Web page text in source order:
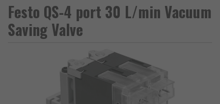
Festo QS-4 port 30 L/min Vacuum
Saving Valve